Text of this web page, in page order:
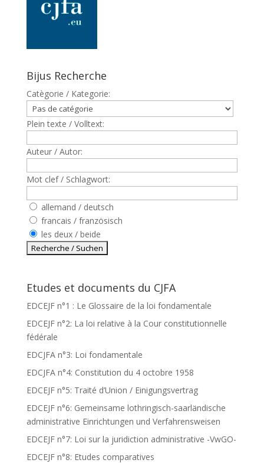
Bijus Recherche
Catègorie / Kategorie:
Plein texte / Volltext:
Auteur / Autor:
Mot clef / Schlagwort:
allemand / deutsch
francais / französisch
les deux / beide
Etudes et documents du CJFA
EDCEJF n°1 : Le Glossaire de la loi fondamentale
EDCEJF n°2: La loi relative à la Cour constitutionnelle
fédérale
EDCJFA n°3: Loi fondamentale
EDCJFA n°4: Constitution du 4 octobre 1958
EDCEJF n°5: Traité d’Union / Einigungsvertrag
EDCEJF n°6: Gemeinsame lothringisch-saarländische
administrative Einrichtungen und Verfahrensweisen
EDCEJF n°7: Loi sur la juridiction administrative -VwGO-
EDCEJF n°8: Etudes comparatives